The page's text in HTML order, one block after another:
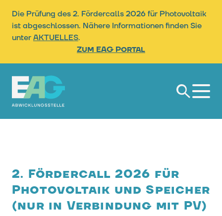
Die Prüfung des 2. Fördercalls 2026 für Photovoltaik
ist abgeschlossen. Nähere Informationen finden Sie
unter AKTUELLES.
Zum EAG Portal
Suche
2. Fördercall 2026 für
Photovoltaik und Speicher
(nur in Verbindung mit PV)